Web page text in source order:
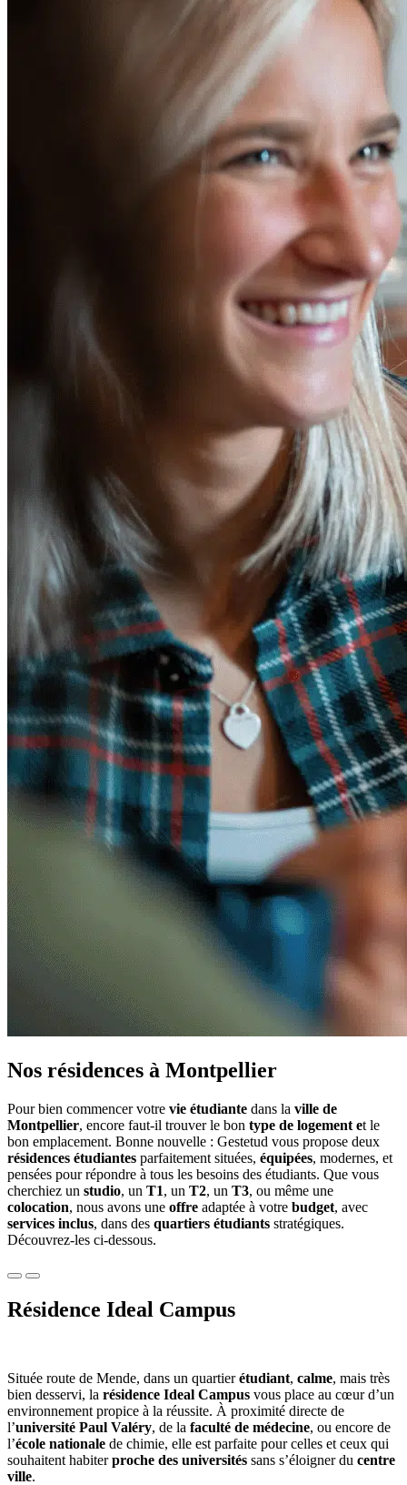
Nos résidences à Montpellier
Pour bien commencer votre vie étudiante dans la ville de
Montpellier, encore faut-il trouver le bon type de logement et le
bon emplacement. Bonne nouvelle : Gestetud vous propose deux
résidences étudiantes parfaitement situées, équipées, modernes, et
pensées pour répondre à tous les besoins des étudiants. Que vous
cherchiez un studio, un T1, un T2, un T3, ou même une
colocation, nous avons une offre adaptée à votre budget, avec
services inclus, dans des quartiers étudiants stratégiques.
Découvrez-les ci-dessous.
Résidence Ideal Campus
Située route de Mende, dans un quartierétudiant, calme, mais très
bien desservi, la résidence Ideal Campus vous place au cœur d’un
environnement propice à la réussite. À proximité directe de
l’université Paul Valéry, de la faculté de médecine, ou encore de
l’école nationale de chimie, elle est parfaite pour celles et ceux qui
souhaitent habiterproche des universités sans s’éloigner du centre
ville.